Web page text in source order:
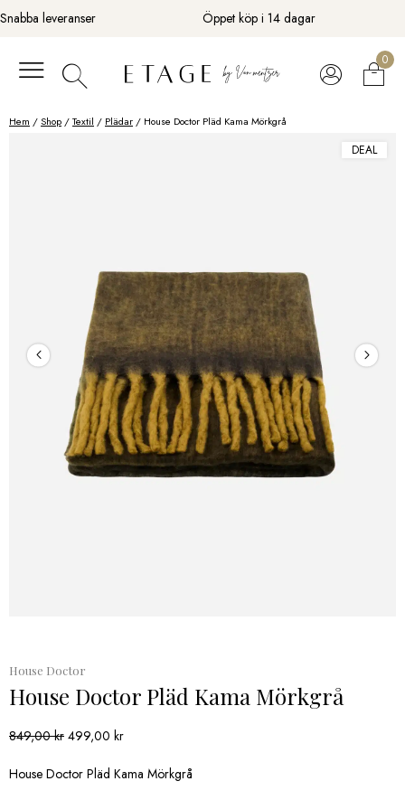
Fortsätt
till
Snabba leveranser Öppet köp i 14 dagar
0
Hem /Shop /Textil / Plädar / House Doctor Pläd Kama Mörkgrå
DEAL
House Doctor
House Doctor Pläd Kama Mörkgrå
849,00kr Det
priset
499,00 krDet
priset
House Doctor Pläd Kama Mörkgrå